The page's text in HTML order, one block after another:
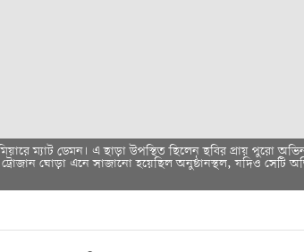
ম্যাট ডেমন। এ ছাড়া উপস্থিত ছিলেন ছবির প্রায় পুরো
ট্রোজান ঘোড়া এনে সাজানো হয়েছিল অনুষ্ঠানস্থল, যদিও সেটি